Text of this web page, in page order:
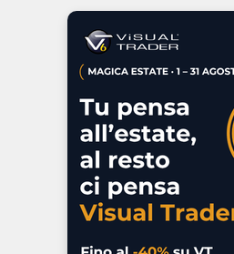
47923
P.IVA 02 452
Chi siamo
Commenti e
Contattaci